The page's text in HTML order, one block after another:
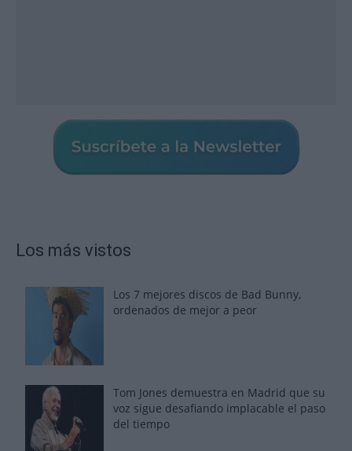
Los más vistos
Los 7 mejores discos de Bad Bunny,
ordenados de mejor a peor
Tom Jones demuestra en Madrid que su
voz sigue desafiando implacable el paso
del tiempo